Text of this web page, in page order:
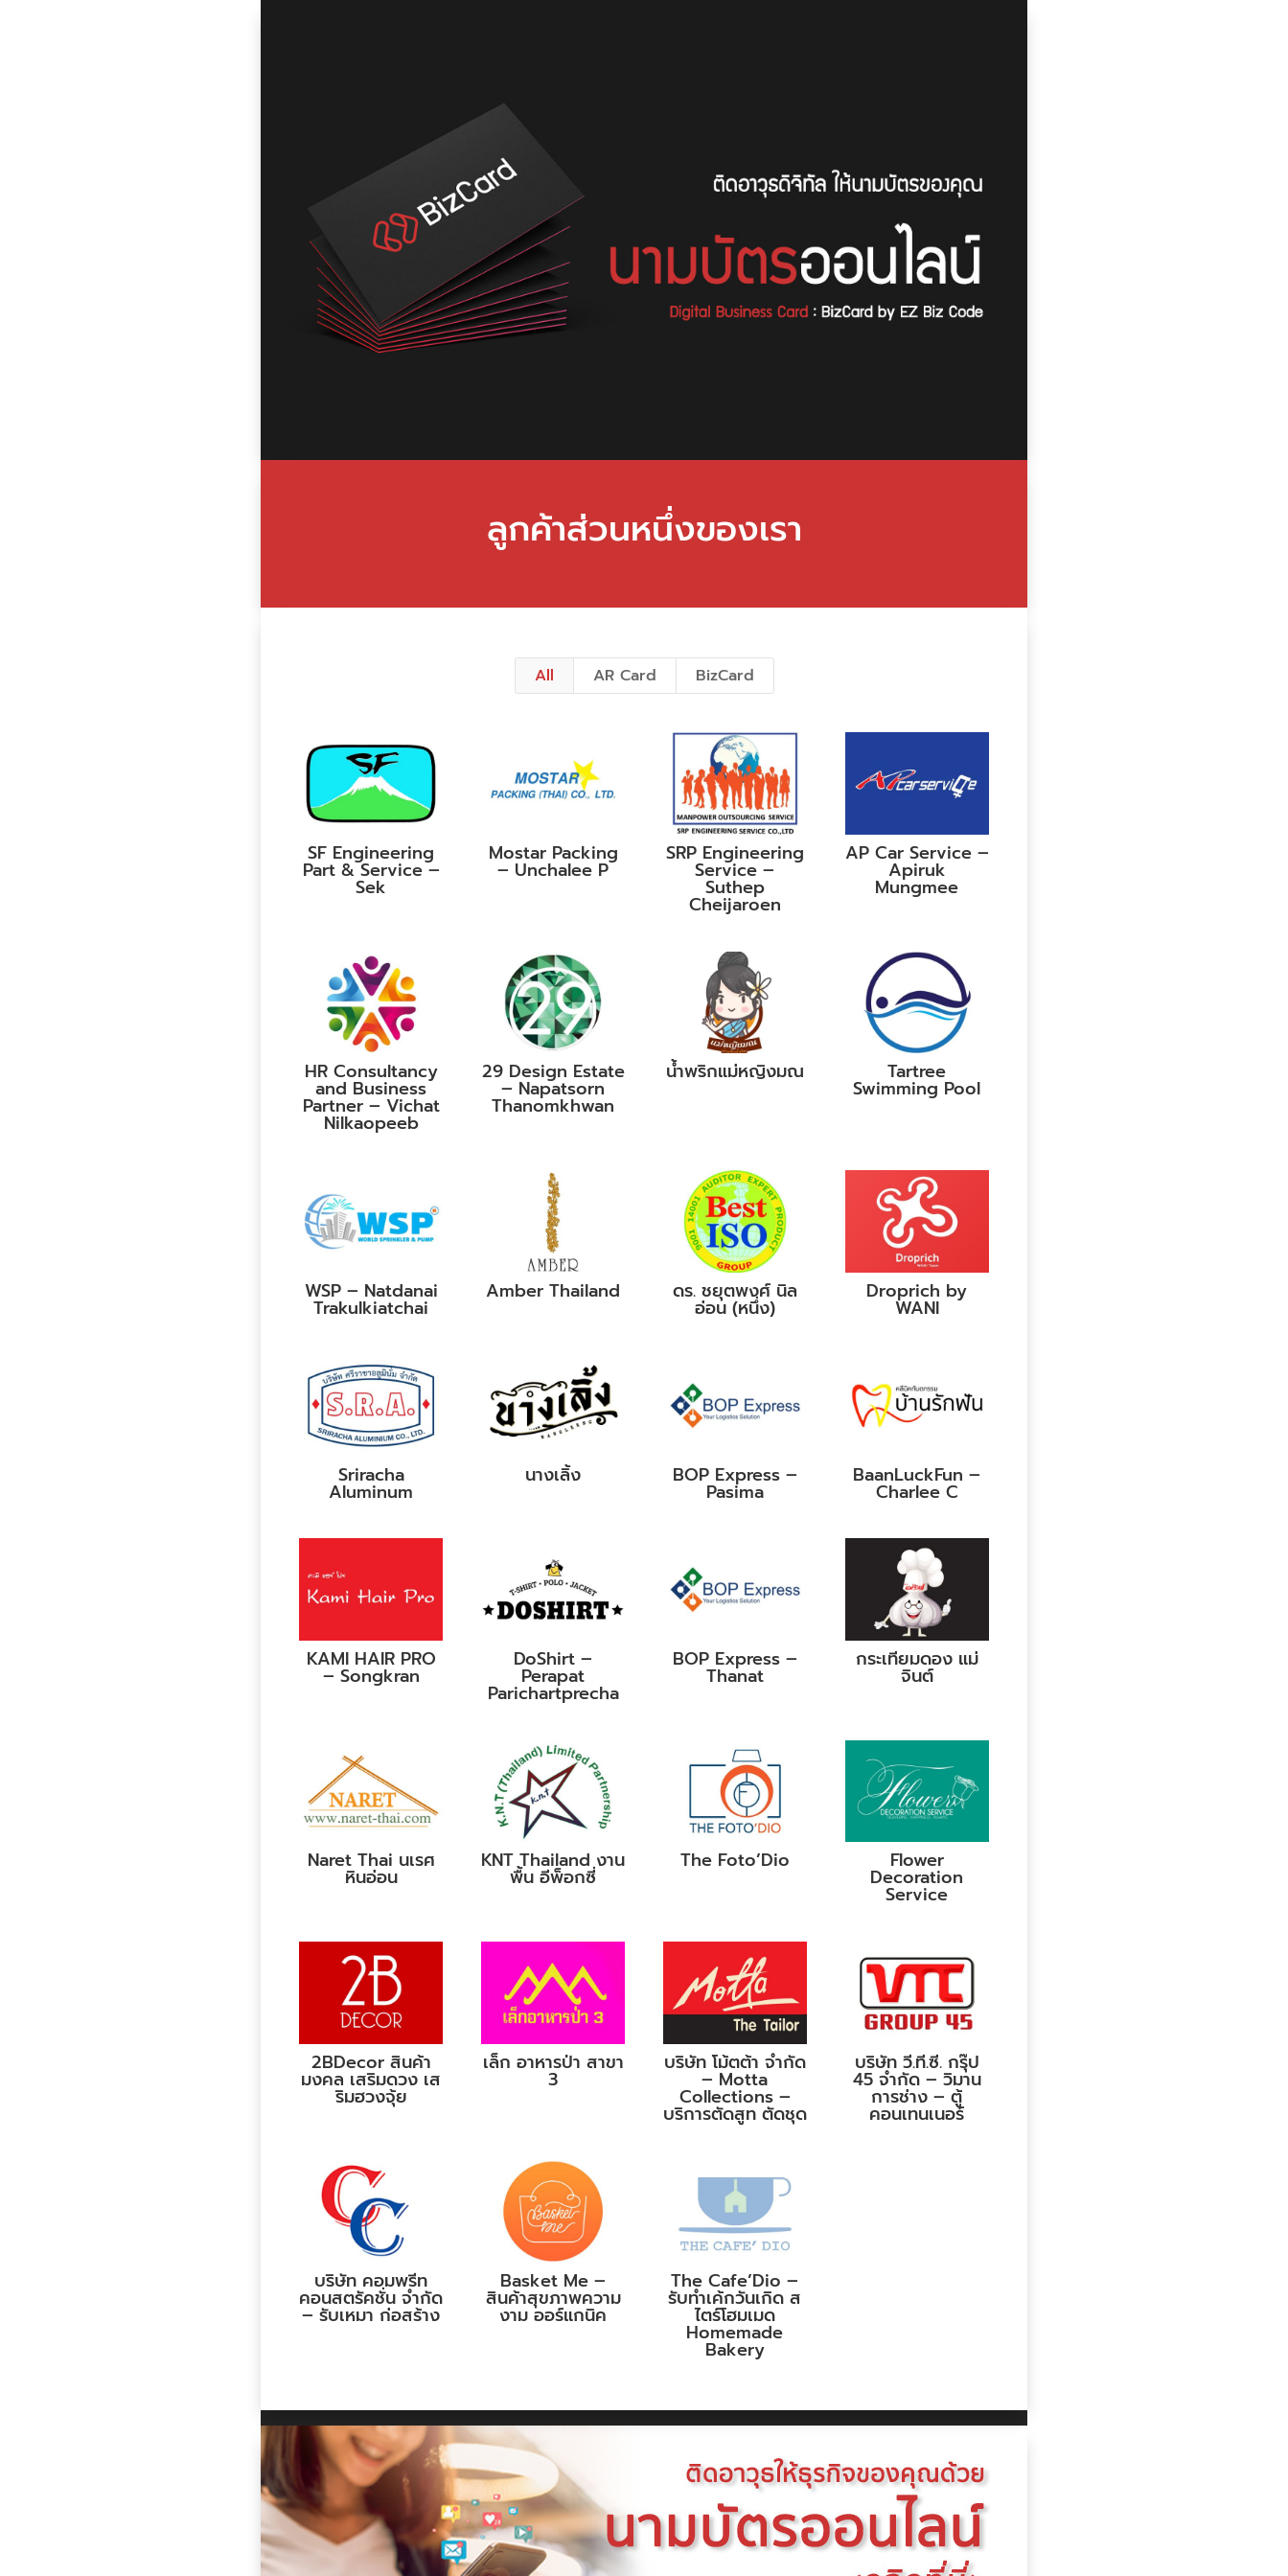
ลูกค้าส่วนหนึ่งของเรา
All AR Card BizCard
SF Engineering
Part & Service –
Sek
Mostar Packing
– Unchalee P
SRP Engineering
Service –
Suthep
Cheijaroen
AP Car Service –
Apiruk
Mungmee
HR Consultancy
and Business
Partner – Vichat
Nilkaopeeb
29 Design Estate
– Napatsorn
Thanomkhwan
น้ำพริกแม่หญิงมณ Tartree
Swimming Pool
WSP – Natdanai
Trakulkiatchai
Amber Thailand ดร. ชยุตพงศ์ นิล
อ่อน (หนึ่ง)
Droprich by
WANI
Sriracha
Aluminum
นางเลิ้ง BOP Express –
Pasima
BaanLuckFun –
Charlee C
KAMI HAIR PRO
– Songkran
DoShirt –
Perapat
Parichartprecha
BOP Express –
Thanat
กระเทียมดอง แม่
จินต์
Naret Thai นเรศ
หินอ่อน
KNT Thailand งาน
พื้น อีพ็อกซี่
The Foto’Dio Flower
Decoration
Service
2BDecor สินค้า
มงคล เสริมดวง เส
ริมฮวงจุ้ย
เล็ก อาหารป่า สาขา
3
บริษัท โม้ตต้า จำกัด
– Motta
Collections –
บริการตัดสูท ตัดชุด
บริษัท วี.ที.ซี. กรุ๊ป
45 จำกัด – วิมาน
การช่าง – ตู้
คอนเทนเนอร์
บริษัท คอมพรีท
คอนสตรัคชั่น จำกัด
– รับเหมา ก่อสร้าง
Basket Me –
สินค้าสุขภาพความ
งาม ออร์แกนิค
The Cafe’Dio –
รับทำเค้กวันเกิด ส
ไตร์โฮมเมด
Homemade
Bakery